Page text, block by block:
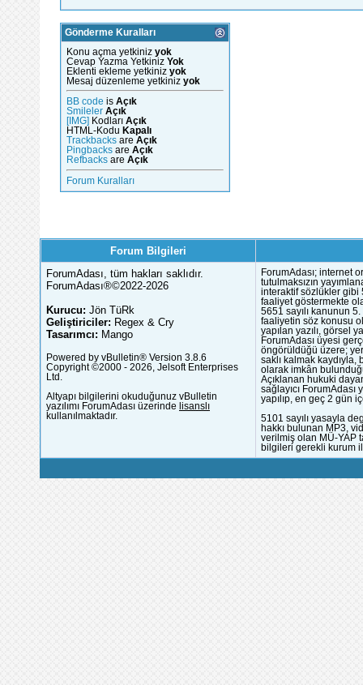
Gönderme Kuralları
Konu açma yetkiniz yok
Cevap Yazma Yetkiniz Yok
Eklenti ekleme yetkiniz yok
Mesaj düzenleme yetkiniz yok
BB code is Açık
Smileler Açık
[IMG]
Kodları Açık
HTML-Kodu Kapalı
Trackbacks are Açık
Pingbacks are Açık
Refbacks are Açık
Forum Kuralları
Forum Bilgileri
ForumAdası, tüm hakları saklıdır.
ForumAdası®©2022-2026
Kurucu: Jön TüRk
Geliştiriciler: Regex & Cry
Tasarımcı: Mango
Powered by vBulletin® Version 3.8.6
Copyright ©2000 - 2026, Jelsoft Enterprises
Ltd.
Altyapı bilgilerini okuduğunuz vBulletin
yazılımı ForumAdası üzerinde lisanslı
kullanılmaktadır.
ForumAdası; internet
tutulmaksızın
interaktif sözlükler gibi
faaliyet göstermekte
5651 sayılı kanunun
faaliyetin söz konusu
yapılan yazılı, görsel
ForumAdası üyesi
öngörüldüğü üzere;
saklı kalmak
olarak imkân
Açıklanan hukuki
sağlayıcı
yapılıp, en geç 2 gün
5101 sayılı yasayla
hakkı bulunan MP3,
verilmiş olan MÜ-YAP
bilgileri gerekli kurum